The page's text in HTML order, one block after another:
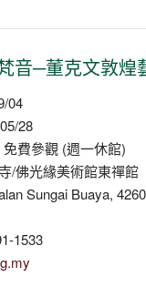
音─董克文敦煌
04
28
費參觀 (週一休館)
/佛光緣美術館東禪館
Sungai Buaya,
1533